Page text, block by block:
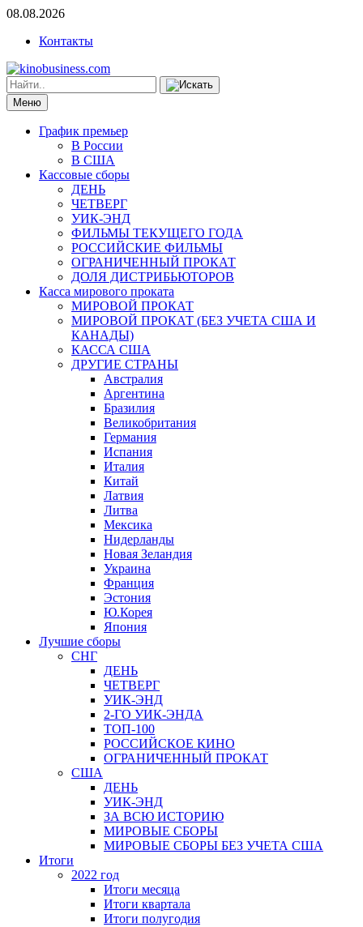
08.08.2026
Контакты
Меню
График премьер
В России
В США
Кассовые сборы
ДЕНЬ
ЧЕТВЕРГ
УИК-ЭНД
ФИЛЬМЫ ТЕКУЩЕГО ГОДА
РОССИЙСКИЕ ФИЛЬМЫ
ОГРАНИЧЕННЫЙ ПРОКАТ
ДОЛЯ ДИСТРИБЬЮТОРОВ
Касса мирового проката
МИРОВОЙ ПРОКАТ
МИРОВОЙ ПРОКАТ (БЕЗ УЧЕТА США И
КАНАДЫ)
КАССА США
ДРУГИЕ СТРАНЫ
Австралия
Аргентина
Бразилия
Великобритания
Германия
Испания
Италия
Китай
Латвия
Литва
Мексика
Нидерланды
Новая Зеландия
Украина
Франция
Эстония
Ю.Корея
Япония
Лучшие сборы
СНГ
ДЕНЬ
ЧЕТВЕРГ
УИК-ЭНД
2-ГО УИК-ЭНДА
ТОП-100
РОССИЙСКОЕ КИНО
ОГРАНИЧЕННЫЙ ПРОКАТ
США
ДЕНЬ
УИК-ЭНД
ЗА ВСЮ ИСТОРИЮ
МИРОВЫЕ СБОРЫ
МИРОВЫЕ СБОРЫ БЕЗ УЧЕТА США
Итоги
2022 год
Итоги месяца
Итоги квартала
Итоги полугодия